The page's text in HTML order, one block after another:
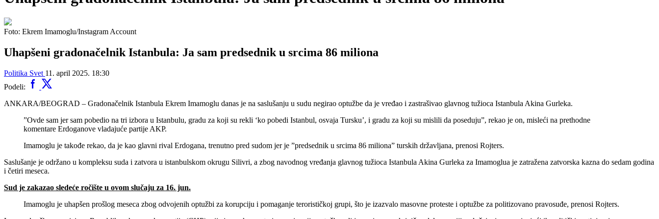
Foto: Ekrem Imamoglu/Instagram Account
Uhapšeni gradonačelnik Istanbula: Ja sam predsednik u srcima 86 miliona
Politika Svet 11. april 2025. 18:30
Podeli:
ANKARA/BEOGRAD – Gradonačelnik Istanbula Ekrem Imamoglu danas je na saslušanju u sudu negirao optužbe da je vređao i zastrašivao glavnog tužioca Istanbula Akina Gurleka.
”Ovde sam jer sam pobedio na tri izbora u Istanbulu, gradu za koji su rekli ‘ko pobedi Istanbul, osvaja Tursku’, i gradu za koji su mislili da poseduju”, rekao je on, misleći na prethodne
komentare Erdoganove vladajuće partije AKP.
Imamoglu je takođe rekao, da je kao glavni rival Erdogana, trenutno pred sudom jer je ”predsednik u srcima 86 miliona” turskih državljana, prenosi Rojters.
Saslušanje je održano u kompleksu suda i zatvora u istanbulskom okrugu Silivri, a zbog navodnog vređanja glavnog tužioca Istanbula Akina Gurleka za Imamoglua je zatražena zatvorska kazna do sedam godina
i četiri meseca.
Sud je zakazao sledeće ročište u ovom slučaju za 16. jun.
Imamoglu je uhapšen prošlog meseca zbog odvojenih optužbi za korupciju i pomaganje terorističkoj grupi, što je izazvalo masovne proteste i optužbe za politizovano pravosuđe, prenosi Rojters.